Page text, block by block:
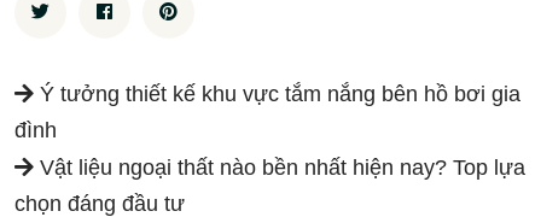
Ý tưởng thiết kế khu vực tắm nắng bên hồ bơi gia
đình
Vật liệu ngoại thất nào bền nhất hiện nay? Top lựa
chọn đáng đầu tư